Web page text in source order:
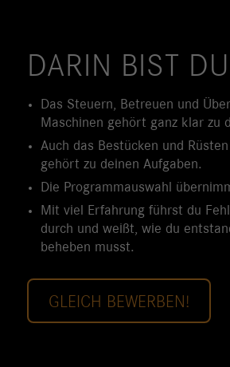
DARIN BIST
Das Steuern, Betreuen und
Maschinen gehört ganz klar zu
Auch das Bestücken und
gehört zu deinen Aufgaben.
Die Programmauswahl
Mit viel Erfahrung führst du
durch und weißt, wie du
beheben musst.
GLEICH BEWERBEN!